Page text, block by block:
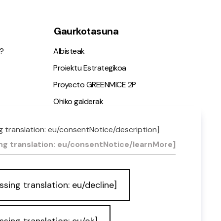
Gaurkotasuna
Albisteak
Proiektu Estrategikoa
Proyecto GREENMICE 2P
Ohiko galderak
translation: eu/consentNotice/description]
translation: eu/consentNotice/learnMore]
translation: eu/decline]